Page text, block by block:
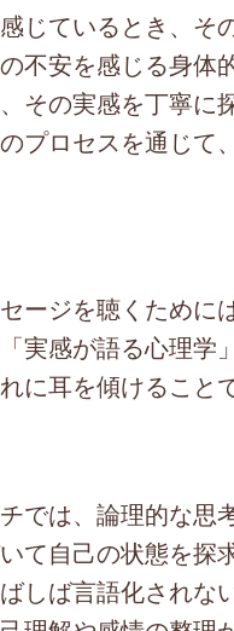
じているとき、そ
不安を感じる身
その実感を丁寧
プロセスを通じて
ージを聴くために
実感が語る心理学
に耳を傾けること
では、論理的な思
て自己の状態を探
しば言語化されな